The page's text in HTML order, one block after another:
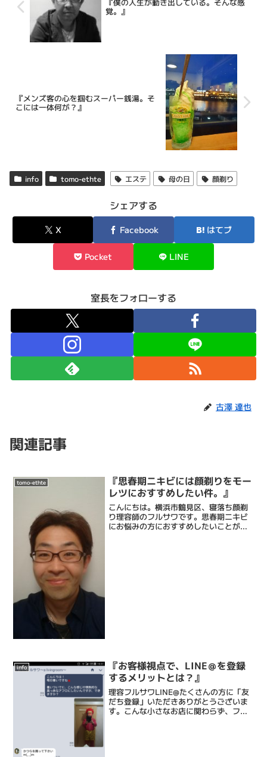
覚。』
『メンズ客の心を掴むスーパー銭湯。そ
こには一体何が？』
info tomo-ethte エステ 母の日 顔剃り
シェアする
X Facebook はてブ
Pocket LINE
室長をフォローする
古澤 達也
関連記事
tomo-ethte
『思春期ニキビには顔剃りをモー
レツにおすすめしたい件。』
こんにちは。横浜市鶴見区、寝落ち顔剃
り理容師のフルサワです。思春期ニキビ
にお悩みの方におすすめしたいことがあ
info
『お客様視点で、LINE＠を登録
するメリットとは？』
理容フルサワLINE@たくさんの方に「友
だち登録」いただきありがとうございま
す。こんな小さなお店に関わらず、フォ